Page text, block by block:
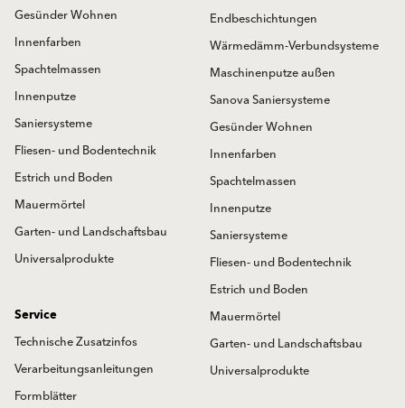
Gesünder Wohnen
Innenfarben
Spachtelmassen
Innenputze
Saniersysteme
Fliesen- und Bodentechnik
Estrich und Boden
Mauermörtel
Garten- und Landschaftsbau
Universalprodukte
Endbeschichtungen
Wärmedämm-Verbundsysteme
Maschinenputze außen
Sanova Saniersysteme
Gesünder Wohnen
Innenfarben
Spachtelmassen
Innenputze
Saniersysteme
Fliesen- und Bodentechnik
Estrich und Boden
Mauermörtel
Garten- und Landschaftsbau
Universalprodukte
Service
Technische Zusatzinfos
Verarbeitungsanleitungen
Formblätter